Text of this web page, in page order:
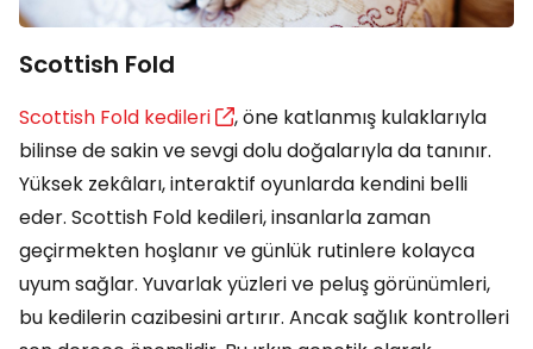
Scottish Fold
Scottish Fold kedileri
, öne katlanmış kulaklarıyla
bilinse de sakin ve sevgi dolu doğalarıyla da tanınır.
Yüksek zekâları, interaktif oyunlarda kendini belli
eder. Scottish Fold kedileri, insanlarla zaman
geçirmekten hoşlanır ve günlük rutinlere kolayca
uyum sağlar. Yuvarlak yüzleri ve peluş görünümleri,
bu kedilerin cazibesini artırır. Ancak sağlık kontrolleri